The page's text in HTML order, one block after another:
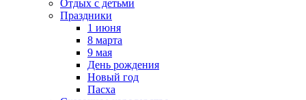
Отдых с детьми
Праздники
1 июня
8 марта
9 мая
День рождения
Новый год
Пасха